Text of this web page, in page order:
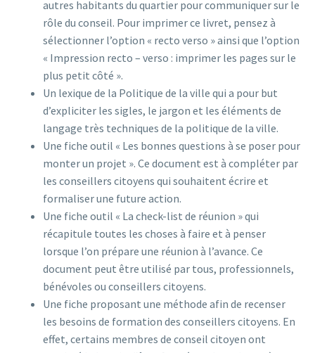
autres habitants du quartier pour communiquer sur le
rôle du conseil. Pour imprimer ce livret, pensez à
sélectionner l’option « recto verso » ainsi que l’option
« Impression recto – verso : imprimer les pages sur le
plus petit côté ».
Un lexique de la Politique de la ville qui a pour but
d’expliciter les sigles, le jargon et les éléments de
langage très techniques de la politique de la ville.
Une fiche outil « Les bonnes questions à se poser pour
monter un projet ». Ce document est à compléter par
les conseillers citoyens qui souhaitent écrire et
formaliser une future action.
Une fiche outil « La check-list de réunion » qui
récapitule toutes les choses à faire et à penser
lorsque l’on prépare une réunion à l’avance. Ce
document peut être utilisé par tous, professionnels,
bénévoles ou conseillers citoyens.
Une fiche proposant une méthode afin de recenser
les besoins de formation des conseillers citoyens. En
effet, certains membres de conseil citoyen ont